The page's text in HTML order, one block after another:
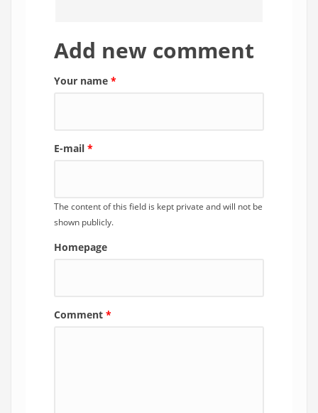
Add new comment
Your name *
E-mail *
The content of this field is kept private and will not be
shown publicly.
Homepage
Comment *